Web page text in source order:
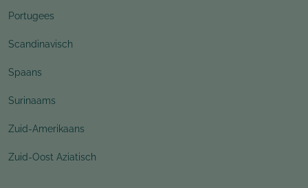
Portugees
Scandinavisch
Spaans
Surinaams
Zuid-Amerikaans
Zuid-Oost Aziatisch